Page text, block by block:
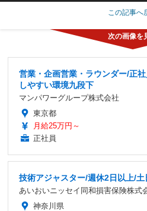
この記事へ
営業・企画営業・ラウンダー/正
しやすい環境九段下
マンパワーグループ株式会社
東京都
月給25万円～
正社員
技術アジャスター/週休2日以上/
あいおいニッセイ同和損害保険株式
神奈川県